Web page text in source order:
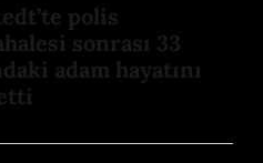
polis
sonrası 33
adam hayatını